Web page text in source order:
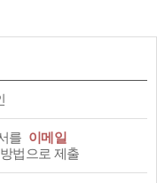
를 이메일
법으로 제출